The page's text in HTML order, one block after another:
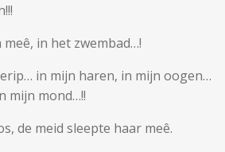
in het zwembad…!
in mijn haren, in mijn oogen…
mijn mond…!!
de meid sleepte haar meê.